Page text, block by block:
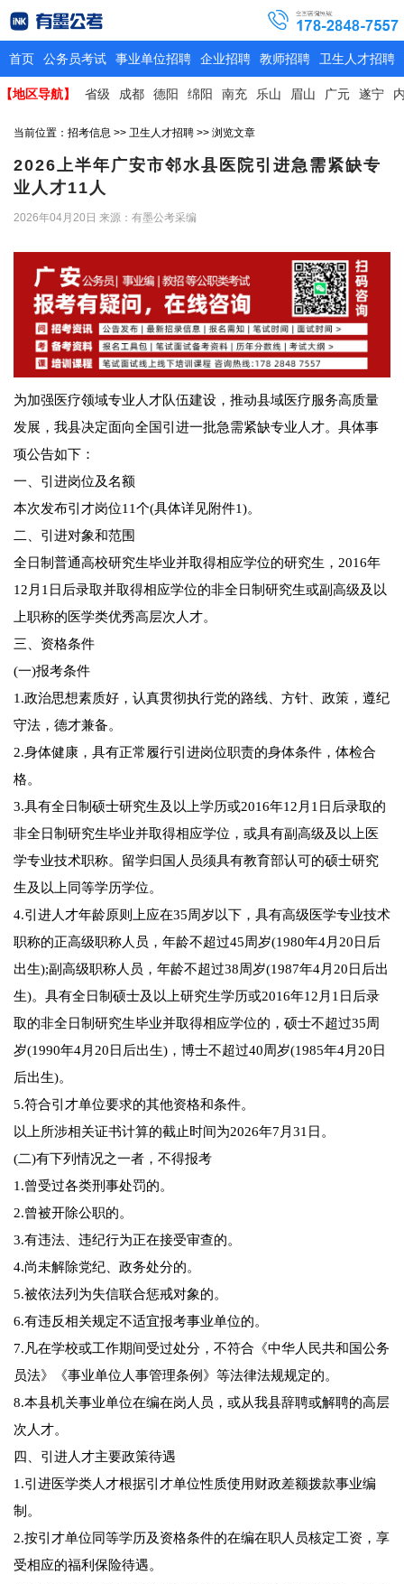
首页 公务员考试 事业单位招聘 企业招聘 教师招聘 卫生人才招聘
【地区导航】 省级 成都 德阳 绵阳 南充 乐山 眉山 广元 遂宁
当前位置： 招考信息 >> 卫生人才招聘 >> 浏览文章
2026上半年广安市邻水县医院引进急需紧缺专
业人才11人
2026年04月20日 来源：有墨公考采编
为加强医疗领域专业人才队伍建设，推动县域医疗服务高质量
发展，我县决定面向全国引进一批急需紧缺专业人才。具体事
项公告如下：
一、引进岗位及名额
本次发布引才岗位11个(具体详见附件1)。
二、引进对象和范围
全日制普通高校研究生毕业并取得相应学位的研究生，2016年
12月1日后录取并取得相应学位的非全日制研究生或副高级及以
上职称的医学类优秀高层次人才。
三、资格条件
(一)报考条件
1.政治思想素质好，认真贯彻执行党的路线、方针、政策，遵纪
守法，德才兼备。
2.身体健康，具有正常履行引进岗位职责的身体条件，体检合
格。
3.具有全日制硕士研究生及以上学历或2016年12月1日后录取的
非全日制研究生毕业并取得相应学位，或具有副高级及以上医
学专业技术职称。留学归国人员须具有教育部认可的硕士研究
生及以上同等学历学位。
4.引进人才年龄原则上应在35周岁以下，具有高级医学专业技术
职称的正高级职称人员，年龄不超过45周岁(1980年4月20日后
出生);副高级职称人员，年龄不超过38周岁(1987年4月20日后出
生)。具有全日制硕士及以上研究生学历或2016年12月1日后录
取的非全日制研究生毕业并取得相应学位的，硕士不超过35周
岁(1990年4月20日后出生)，博士不超过40周岁(1985年4月20日
后出生)。
5.符合引才单位要求的其他资格和条件。
以上所涉相关证书计算的截止时间为2026年7月31日。
(二)有下列情况之一者，不得报考
1.曾受过各类刑事处罚的。
2.曾被开除公职的。
3.有违法、违纪行为正在接受审查的。
4.尚未解除党纪、政务处分的。
5.被依法列为失信联合惩戒对象的。
6.有违反相关规定不适宜报考事业单位的。
7.凡在学校或工作期间受过处分，不符合《中华人民共和国公务
员法》《事业单位人事管理条例》等法律法规规定的。
8.本县机关事业单位在编在岗人员，或从我县辞聘或解聘的高层
次人才。
四、引进人才主要政策待遇
1.引进医学类人才根据引才单位性质使用财政差额拨款事业编
制。
2.按引才单位同等学历及资格条件的在编在职人员核定工资，享
受相应的福利保险待遇。